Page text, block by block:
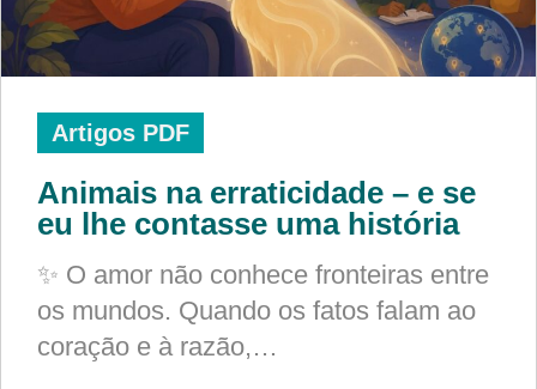
Artigos PDF
Animais na erraticidade – e se
eu lhe contasse uma história
✨ O amor não conhece fronteiras entre
os mundos. Quando os fatos falam ao
coração e à razão,…